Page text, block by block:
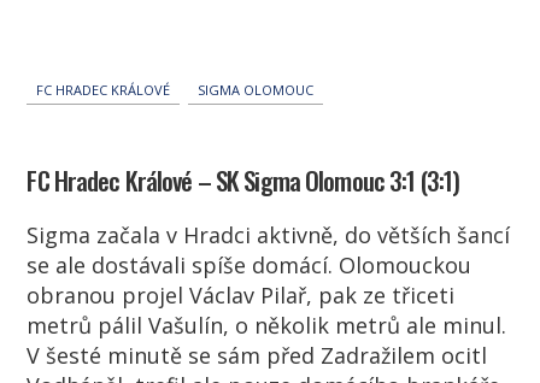
FC HRADEC KRÁLOVÉ SIGMA OLOMOUC
FC Hradec Králové – SK Sigma Olomouc 3:1 (3:1)
Sigma začala v Hradci aktivně, do větších šancí
se ale dostávali spíše domácí. Olomouckou
obranou projel Václav Pilař, pak ze třiceti
metrů pálil Vašulín, o několik metrů ale minul.
V šesté minutě se sám před Zadražilem ocitl